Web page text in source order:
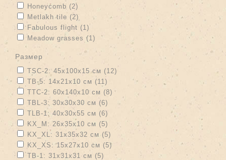
Apply Honeycomb filter
Honeycomb (2)
Apply Metlakh tile filter
Metlakh tile (2) Apply Metlakh tile filter
Apply Fabulous flight filter
Fabulous flight (1) Apply Fabulous flight filter
Apply Meadow grasses filter
Meadow grasses (1) Apply Meadow grasses filter
размер
Apply TSC-2: 45х100х15 см filter
TSC-2: 45х100х15 см (12)
Apply TB-5: 14х21х10 см filter
TB-5: 14х21х10 см (11) Apply TB-5: 14х21х10 см filter
Apply TTC-2: 60х140х10 см filter
TTC-2: 60х140х10 см (8) Apply TTC-2: 60х140х10 см filter
Apply TBL-3: 30х30х30 см filter
TBL-3: 30х30х30 см (6) Apply TBL-3: 30х30х30 см filter
Apply TLB-1: 40х30х55 см filter
TLB-1: 40х30х55 см (6) Apply TLB-1: 40х30х55 см filter
Apply KX_M: 26х35х10 см filter
KX_M: 26х35х10 см (5) Apply KX_M: 26х35х10 см filter
Apply KX_XL: 31х35х32 см filter
KX_XL: 31х35х32 см (5) Apply KX_XL: 31х35х32 см filter
Apply KX_XS: 15х27х10 см filter
KX_XS: 15х27х10 см (5)Apply KX_XS: 15х27х10 см filter
Apply TB-1: 31х31х31 см filter
TB-1: 31х31х31 см (5) Apply TB-1: 31х31х31 см filter